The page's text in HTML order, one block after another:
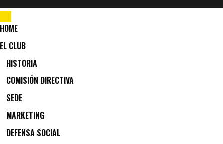
HOME
EL CLUB
HISTORIA
COMISIÓN DIRECTIVA
SEDE
MARKETING
DEFENSA SOCIAL